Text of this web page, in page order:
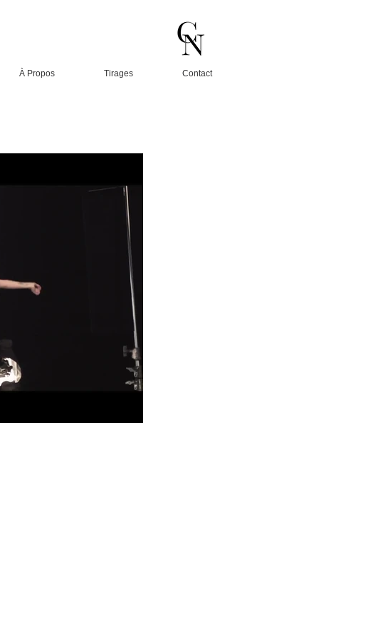
À Propos Tirages Contact